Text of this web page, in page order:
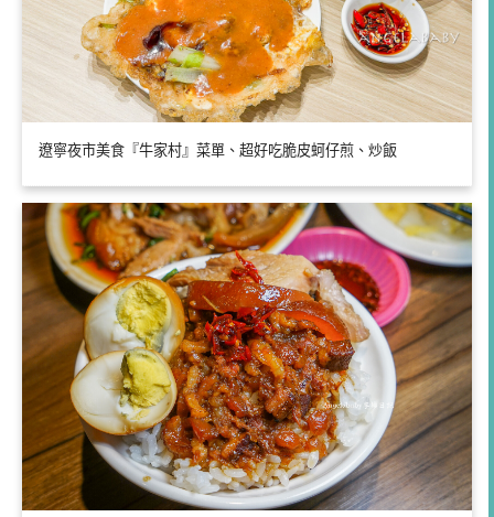
遼寧夜市美食『牛家村』菜單、超好吃脆皮蚵仔煎、炒飯